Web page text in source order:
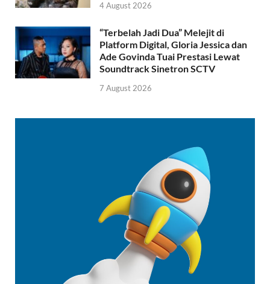
4 August 2026
“Terbelah Jadi Dua” Melejit di
Platform Digital, Gloria Jessica dan
Ade Govinda Tuai Prestasi Lewat
Soundtrack Sinetron SCTV
7 August 2026